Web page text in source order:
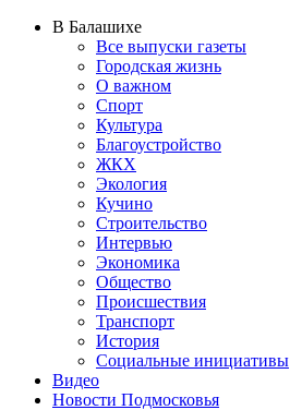
В Балашихе
Все выпуски газеты
Городская жизнь
О важном
Спорт
Культура
Благоустройство
ЖКХ
Экология
Кучино
Строительство
Интервью
Экономика
Общество
Происшествия
Транспорт
История
Социальные инициативы
Видео
Новости Подмосковья